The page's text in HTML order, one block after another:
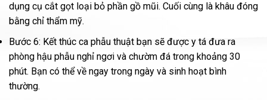
dụng cụ cắt gọt loại bỏ phần gồ mũi. Cuối cùng là khâu đóng
bằng chỉ thẩm mỹ.
Bước 6: Kết thúc ca phẫu thuật bạn sẽ được y tá đưa ra
phòng hậu phẫu nghỉ ngơi và chườm đá trong khoảng 30
phút. Bạn có thể về ngay trong ngày và sinh hoạt bình
thường.